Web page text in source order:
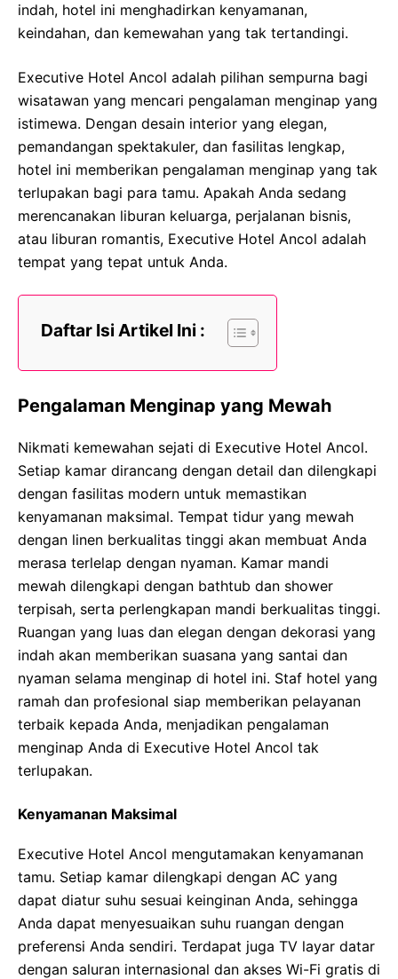
indah, hotel ini menghadirkan kenyamanan,
keindahan, dan kemewahan yang tak tertandingi.
Executive Hotel Ancol adalah pilihan sempurna bagi
wisatawan yang mencari pengalaman menginap yang
istimewa. Dengan desain interior yang elegan,
pemandangan spektakuler, dan fasilitas lengkap,
hotel ini memberikan pengalaman menginap yang tak
terlupakan bagi para tamu. Apakah Anda sedang
merencanakan liburan keluarga, perjalanan bisnis,
atau liburan romantis, Executive Hotel Ancol adalah
tempat yang tepat untuk Anda.
Daftar Isi Artikel Ini :
Pengalaman Menginap yang Mewah
Nikmati kemewahan sejati di Executive Hotel Ancol.
Setiap kamar dirancang dengan detail dan dilengkapi
dengan fasilitas modern untuk memastikan
kenyamanan maksimal. Tempat tidur yang mewah
dengan linen berkualitas tinggi akan membuat Anda
merasa terlelap dengan nyaman. Kamar mandi
mewah dilengkapi dengan bathtub dan shower
terpisah, serta perlengkapan mandi berkualitas tinggi.
Ruangan yang luas dan elegan dengan dekorasi yang
indah akan memberikan suasana yang santai dan
nyaman selama menginap di hotel ini. Staf hotel yang
ramah dan profesional siap memberikan pelayanan
terbaik kepada Anda, menjadikan pengalaman
menginap Anda di Executive Hotel Ancol tak
terlupakan.
Kenyamanan Maksimal
Executive Hotel Ancol mengutamakan kenyamanan
tamu. Setiap kamar dilengkapi dengan AC yang
dapat diatur suhu sesuai keinginan Anda, sehingga
Anda dapat menyesuaikan suhu ruangan dengan
preferensi Anda sendiri. Terdapat juga TV layar datar
dengan saluran internasional dan akses Wi-Fi gratis di